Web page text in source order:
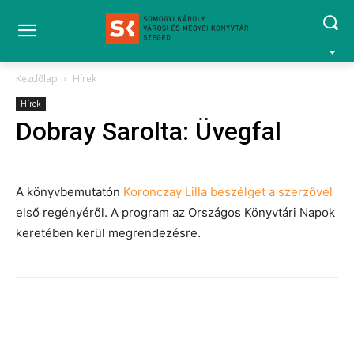
Kezdőlap Hírek
Hírek
Dobray Sarolta: Üvegfal
A könyvbemutatón Koronczay Lilla beszélget a szerzővel
első regényéről. A program az Országos Könyvtári Napok
keretében kerül megrendezésre.